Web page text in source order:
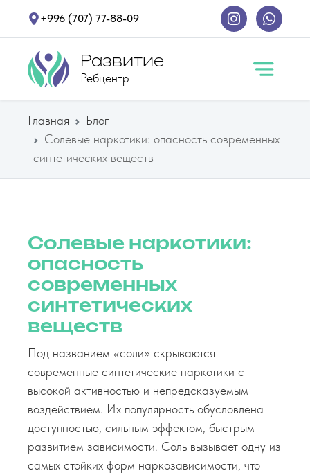
+996 (707) 77-88-09
Развитие
Ребцентр
Главная
Блог
Солевые наркотики: опасность современных
синтетических веществ
Солевые наркотики:
опасность
современных
синтетических
веществ
Под названием «соли» скрываются
современные синтетические наркотики с
высокой активностью и непредсказуемым
воздействием. Их популярность обусловлена
доступностью, сильным эффектом, быстрым
развитием зависимости. Соль вызывает одну из
самых стойких форм наркозависимости, что